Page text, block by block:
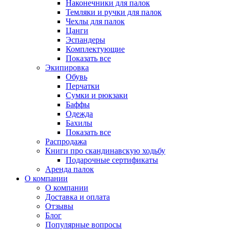
Наконечники для палок
Темляки и ручки для палок
Чехлы для палок
Цанги
Эспандеры
Комплектующие
Показать все
Экипировка
Обувь
Перчатки
Сумки и рюкзаки
Баффы
Одежда
Бахилы
Показать все
Распродажа
Книги про скандинавскую ходьбу
Подарочные сертификаты
Аренда палок
О компании
О компании
Доставка и оплата
Отзывы
Блог
Популярные вопросы